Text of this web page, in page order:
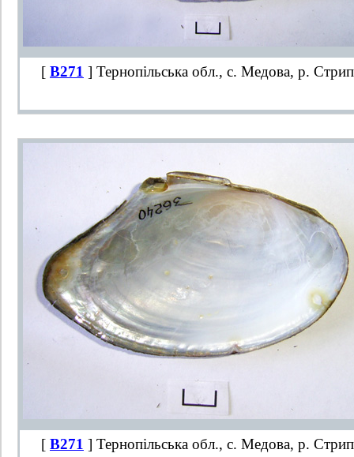
[ B271 ] Тернопільська обл., с. Медова, р.
[ B271 ] Тернопільська обл., с. Медова, р.